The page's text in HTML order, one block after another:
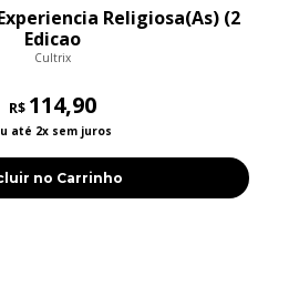
Religiosa(As) (2
Edicao
Cultrix
R$ 114,90
até 2x sem juros
no Carrinho